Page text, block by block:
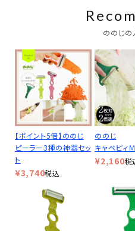
ののじ
【ポイント5倍】ののじ
ピーラー3種の神器セッ
ト
¥3,740税込
ののじ
キャベピィ
¥2,160税